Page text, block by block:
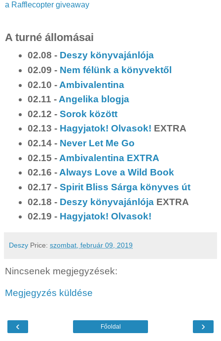
a Rafflecopter giveaway
A turné állomásai
02.08 - Deszy könyvajánlója
02.09 - Nem félünk a könyvektől
02.10 - Ambivalentina
02.11 - Angelika blogja
02.12 -Sorok között
02.13 - Hagyjatok! Olvasok! EXTRA
02.14 - Never Let Me Go
02.15 - Ambivalentina EXTRA
02.16 -Always Love a Wild Book
02.17 -Spirit Bliss Sárga könyves út
02.18 - Deszy könyvajánlója EXTRA
02.19 - Hagyjatok! Olvasok!
Deszy Price: szombat, február 09, 2019
Nincsenek megjegyzések:
Megjegyzés küldése
‹ ›
Főoldal